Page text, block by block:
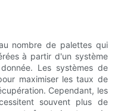
nombre de palettes qui
à partir d'un système
Les systèmes de
maximiser les taux de
Cependant, les
souvent plus de